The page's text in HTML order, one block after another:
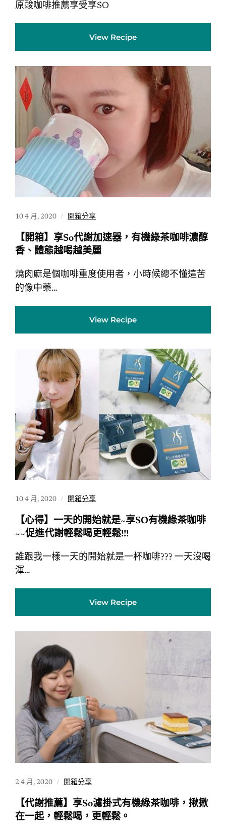
原酸咖啡推薦享受享SO
View Recipe
10 4 月, 2020 開箱分享
【開箱】享So代謝加速器，有機綠茶咖啡濃醇
香、體態越喝越美麗
燒肉麻是個咖啡重度使用者，小時候總不懂這苦
的像中藥…
View Recipe
10 4 月, 2020 開箱分享
【心得】一天的開始就是~享SO有機綠茶咖啡
~~促進代謝輕鬆喝更輕鬆!!!
誰跟我一樣一天的開始就是一杯咖啡??? 一天沒喝
渾…
View Recipe
2 4 月, 2020 開箱分享
【代謝推薦】享So濾掛式有機綠茶咖啡，揪揪
在一起，輕鬆喝，更輕鬆。